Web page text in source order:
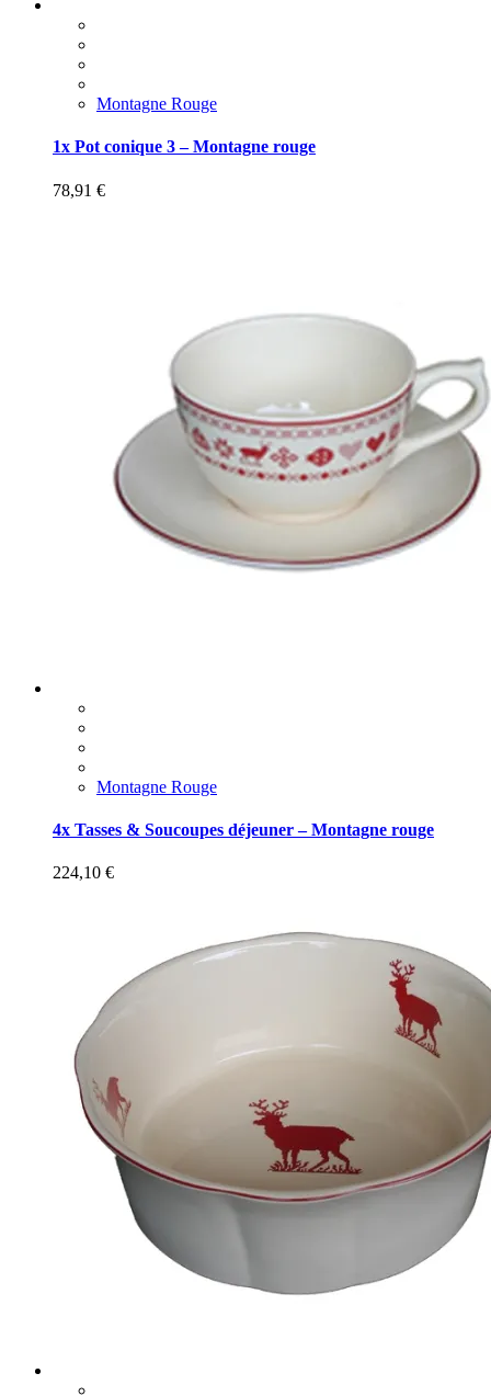
Montagne Rouge
1x Pot conique 3 – Montagne rouge
78,91 €
Montagne Rouge
4x Tasses & Soucoupes déjeuner – Montagne rouge
224,10 €